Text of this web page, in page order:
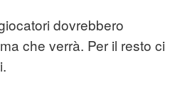
dovrebbero
che verrà. Per il resto ci